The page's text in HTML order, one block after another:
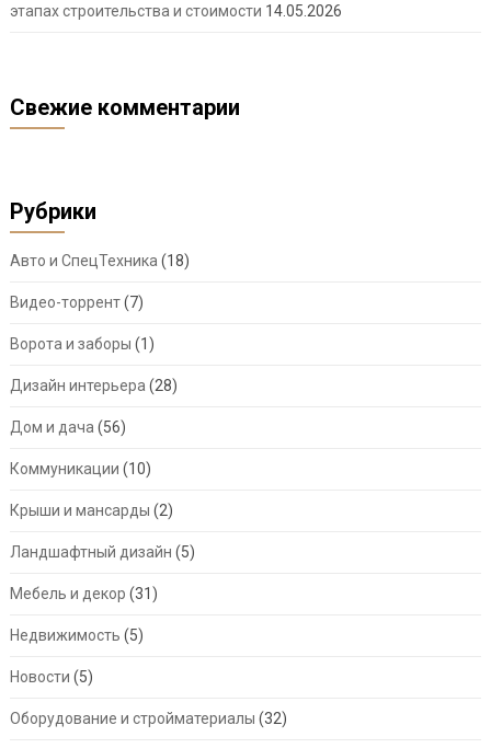
этапах строительства и стоимости 14.05.2026
Свежие комментарии
Рубрики
Авто и СпецТехника (18)
Видео-торрент(7)
Ворота и заборы (1)
Дизайн интерьера (28)
Дом и дача (56)
Коммуникации (10)
Крыши и мансарды (2)
Ландшафтный дизайн (5)
Мебель и декор (31)
Недвижимость (5)
Новости (5)
Оборудование и стройматериалы (32)